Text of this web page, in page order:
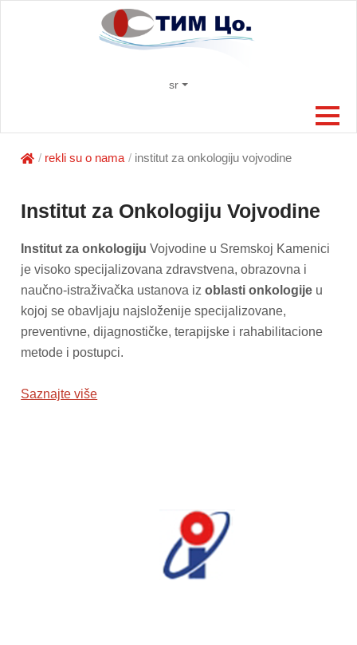
sr
rekli su o nama institut za onkologiju vojvodine
Institut za Onkologiju Vojvodine
Institut za onkologiju Vojvodine u Sremskoj Kamenici
je visoko specijalizovana zdravstvena, obrazovna i
naučno-istraživačka ustanova izoblasti onkologije u
kojoj se obavljaju najsloženije specijalizovane,
preventivne, dijagnostičke, terapijske i rahabilitacione
metode i postupci.
Saznajte više